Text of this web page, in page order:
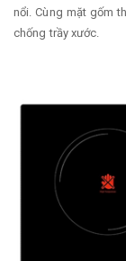
nổi. Cùng mặt gốm
chống trầy xước.